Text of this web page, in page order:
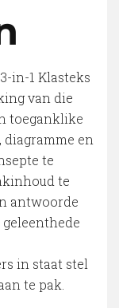
in-1 Klasteks
van die
toeganklike
en
te
te
antwoorde
in staat stel
te pak.